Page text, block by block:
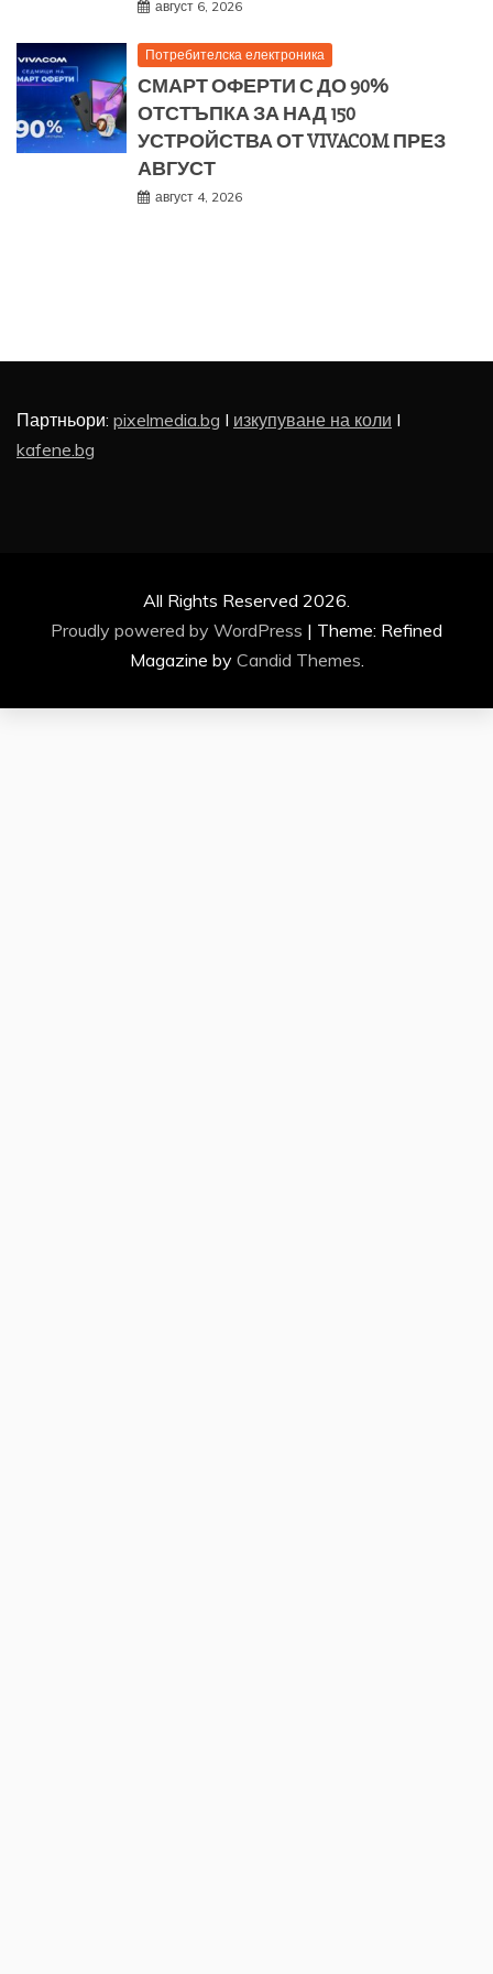
август 6, 2026
Потребителска електроника
СМАРТ ОФЕРТИ С ДО 90%
ОТСТЪПКА ЗА НАД 150
УСТРОЙСТВА ОТ VIVACOM ПРЕЗ
АВГУСТ
август 4, 2026
Партньори: pixelmedia.bg I изкупуване на коли I
kafene.bg
All Rights Reserved 2026.
Proudly powered by WordPress | Theme: Refined
Magazine by Candid Themes.